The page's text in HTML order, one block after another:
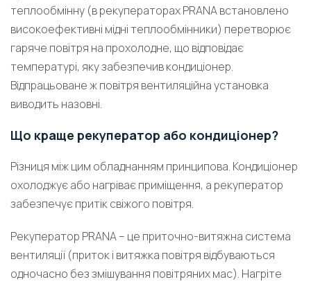
теплообмінну (в рекуператорах PRANA встановлено
високоефективні мідні теплообмінники) перетворює
гаряче повітря на прохолодне, що відповідає
температурі, яку забезпечив кондиціонер.
Відпрацьоване ж повітря вентиляційна установка
виводить назовні.
Що краще рекуператор або кондиціонер?
Різниця між цим обладнанням принципова. Кондиціонер
охолоджує або нагріває приміщення, а рекуператор
забезпечує притік свіжого повітря.
Рекуператор PRANA – це приточно-витяжна система
вентиляції (приток і витяжка повітря відбуваються
одночасно без змішування повітряних мас). Нагріте